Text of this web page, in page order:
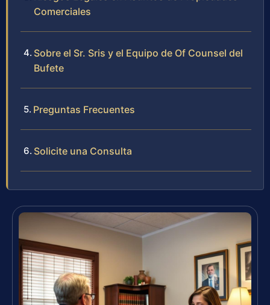
Comerciales
Sobre el Sr. Sris y el Equipo de Of Counsel del
Bufete
Preguntas Frecuentes
Solicite una Consulta